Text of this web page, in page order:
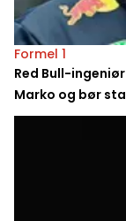
Formel 1
Red Bull-
Marko og bør